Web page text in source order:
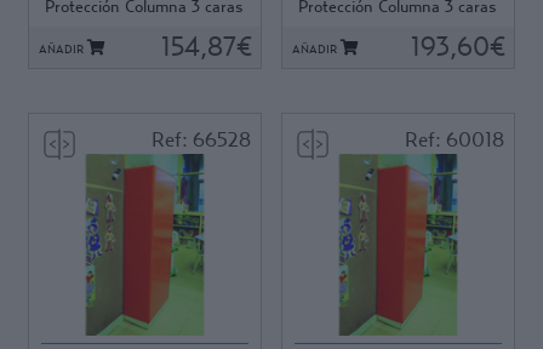
Protección Columna 3 caras
en U 40x15x40...
AÑADIR 154,87€
Protección Columna 3 caras
en U 40x15x40...
AÑADIR 193,60€
Ref: 66528
Ref: 66528
Ref: 60018
Ref: 60018